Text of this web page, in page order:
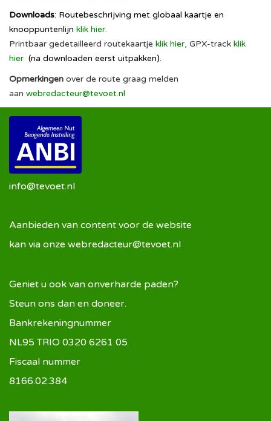
Downloads: Routebeschrijving met globaal kaartje en
knooppuntenlijn klik hier.
Printbaar gedetailleerd routekaartje klik hier, GPX-track klik
hier (na downloaden eerst uitpakken).
Opmerkingen over de route graag melden
aan webredacteur@tevoet.nl
info@tevoet.nl
Aanbieden van content voor de website
kan via onze webredacteur@tevoet.nl
Geniet u ook van onverharde paden?
Steun ons dan en doneer.
Bankrekeningnummer
NL95 TRIO 0320 6261 05
Fiscaal nummer
8166.02.384